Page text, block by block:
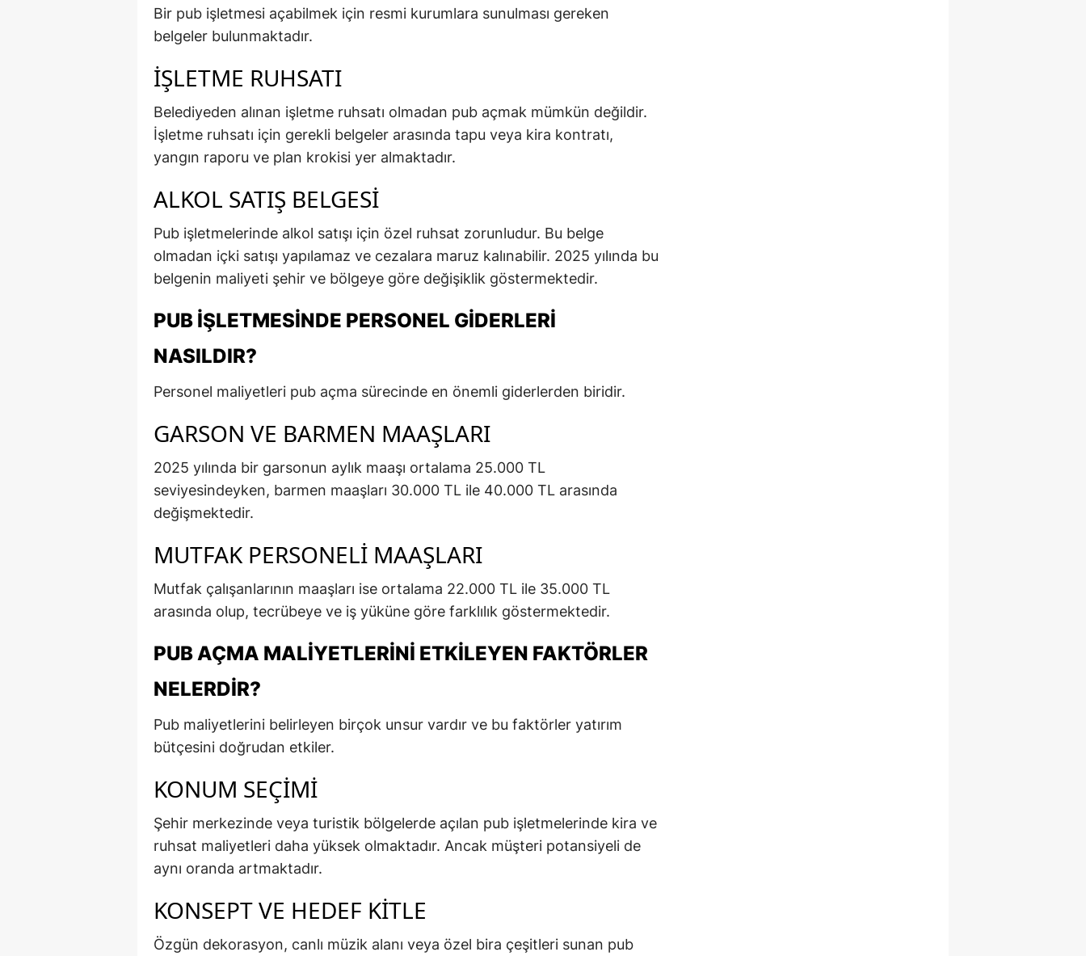
Bir pub işletmesi açabilmek için resmi kurumlara sunulması gereken
belgeler bulunmaktadır.
İŞLETME RUHSATI
Belediyeden alınan işletme ruhsatı olmadan pub açmak mümkün değildir.
İşletme ruhsatı için gerekli belgeler arasında tapu veya kira kontratı,
yangın raporu ve plan krokisi yer almaktadır.
ALKOL SATIŞ BELGESI
Pub işletmelerinde alkol satışı için özel ruhsat zorunludur. Bu belge
olmadan içki satışı yapılamaz ve cezalara maruz kalınabilir. 2025 yılında bu
belgenin maliyeti şehir ve bölgeye göre değişiklik göstermektedir.
PUB İŞLETMESINDE PERSONEL GIDERLERI
NASILDIR?
Personel maliyetleri pub açma sürecinde en önemli giderlerden biridir.
GARSON VE BARMEN MAAŞLARI
2025 yılında bir garsonun aylık maaşı ortalama 25.000 TL
seviyesindeyken, barmen maaşları 30.000 TL ile 40.000 TL arasında
değişmektedir.
MUTFAK PERSONELI MAAŞLARI
Mutfak çalışanlarının maaşları ise ortalama 22.000 TL ile 35.000 TL
arasında olup, tecrübeye ve iş yüküne göre farklılık göstermektedir.
PUB AÇMA MALIYETLERINI ETKILEYEN FAKTÖRLER
NELERDIR?
Pub maliyetlerini belirleyen birçok unsur vardır ve bu faktörler yatırım
bütçesini doğrudan etkiler.
KONUM SEÇIMI
Şehir merkezinde veya turistik bölgelerde açılan pub işletmelerinde kira ve
ruhsat maliyetleri daha yüksek olmaktadır. Ancak müşteri potansiyeli de
aynı oranda artmaktadır.
KONSEPT VE HEDEF KITLE
Özgün dekorasyon, canlı müzik alanı veya özel bira çeşitleri sunan pub